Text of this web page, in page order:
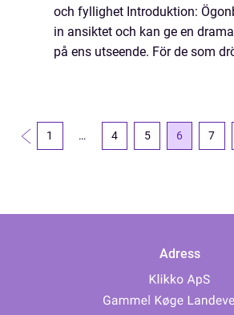
och fyllighet Introduktion:
in ansiktet och kan ge en
på ens utseende. För de som
1 … 4 5 6 7
Adress